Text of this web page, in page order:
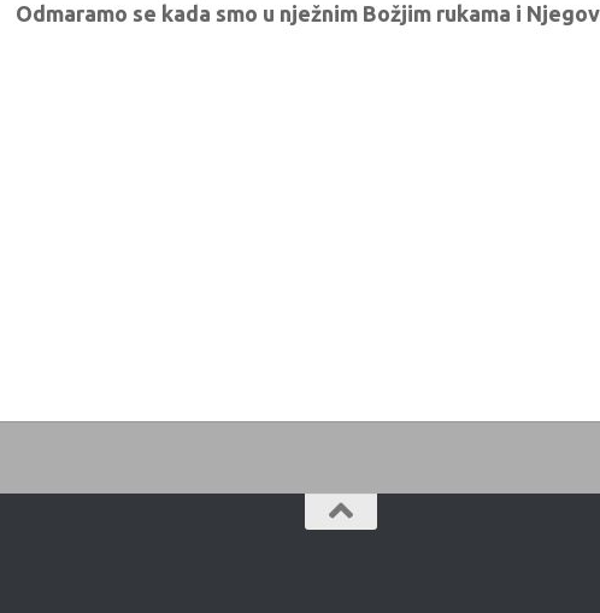
Odmaramo se kada smo u nježnim Božjim rukama i